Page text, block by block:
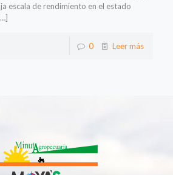
escala de rendimiento en el estado
0 Leer más